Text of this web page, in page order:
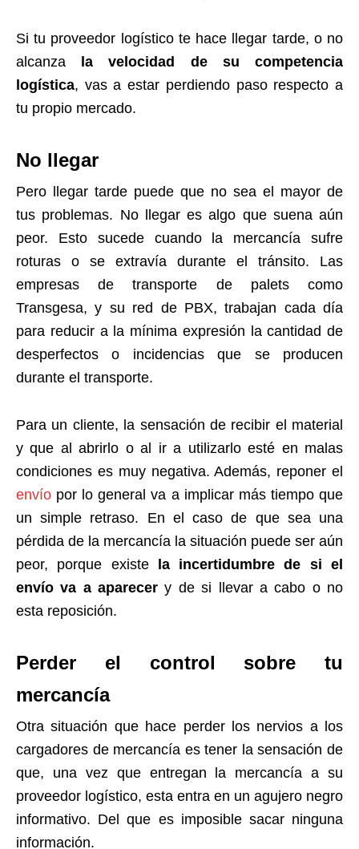
Si tu proveedor logístico te hace llegar tarde, o no
alcanza la velocidad de su competencia
logística, vas a estar perdiendo paso respecto a
tu propio mercado.
No llegar
Pero llegar tarde puede que no sea el mayor de
tus problemas. No llegar es algo que suena aún
peor. Esto sucede cuando la mercancía sufre
roturas o se extravía durante el tránsito. Las
empresas de transporte de palets como
Transgesa, y su red de PBX, trabajan cada día
para reducir a la mínima expresión la cantidad de
desperfectos o incidencias que se producen
durante el transporte.
Para un cliente, la sensación de recibir el material
y que al abrirlo o al ir a utilizarlo esté en malas
condiciones es muy negativa. Además, reponer el
envío por lo general va a implicar más tiempo que
un simple retraso. En el caso de que sea una
pérdida de la mercancía la situación puede ser aún
peor, porque existe la incertidumbre de si el
envío va a aparecer y de si llevar a cabo o no
esta reposición.
Perder el control sobre tu
mercancía
Otra situación que hace perder los nervios a los
cargadores de mercancía es tener la sensación de
que, una vez que entregan la mercancía a su
proveedor logístico, esta entra en un agujero negro
informativo. Del que es imposible sacar ninguna
información.